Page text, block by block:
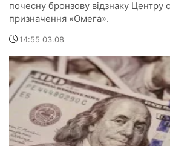
почесну бронзову відзнаку Центру
призначення «Омега».
14:55 03.08